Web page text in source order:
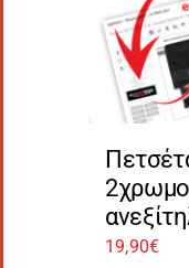
19,90€